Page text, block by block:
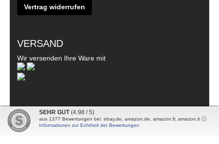
Vertrag widerrufen
VERSAND
Wir versenden Ihre Ware mit
© 2026 - DanDiBo - Alle Rechte vorbehalten
SEHR GUT (4.98 / 5)
aus 1377 Bewertungen bei: ebay.de, amazon.de, amazon.fr, amazon.it ⓘ
Informationen zur Echtheit der Bewertungen